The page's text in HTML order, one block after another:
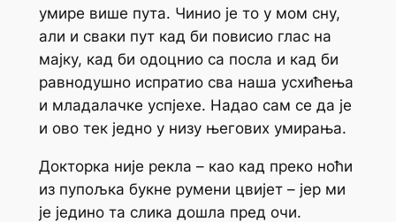
умире више пута. Чинио је то у мом сну,
али и сваки пут кад би повисио глас на
мајку, кад би одоцнио са посла и кад би
равнодушно испратио сва наша усхићења
и младалачке успјехе. Надао сам се да је
и ово тек једно у низу његових умирања.
Докторка није рекла – као кад преко ноћи
из пупољка букне румени цвијет– јер ми
је једино та слика дошла пред очи.